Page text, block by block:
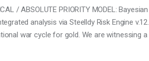
/ ABSOLUTE PRIORITY MODEL:
analysis via Steelldy Risk Engine
war cycle for gold. We are witnessing